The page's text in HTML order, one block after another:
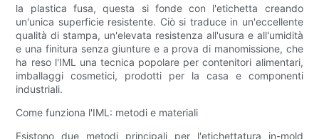
la plastica fusa, questa si fonde con l'etichetta creando
un'unica superficie resistente. Ciò si traduce in un'eccellente
qualità di stampa, un'elevata resistenza all'usura e all'umidità
e una finitura senza giunture e a prova di manomissione, che
ha reso l'IML una tecnica popolare per contenitori alimentari,
imballaggi cosmetici, prodotti per la casa e componenti
industriali.
Come funziona l'IML: metodi e materiali
Esistono due metodi principali per l'etichettatura in-mold